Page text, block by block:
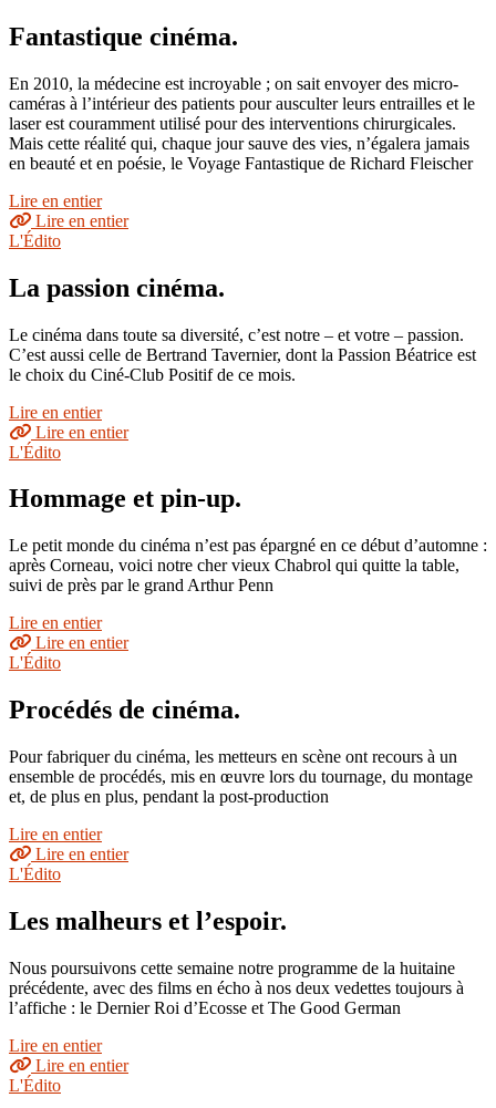
Fantastique cinéma.
En 2010, la médecine est incroyable ; on sait envoyer des micro-
caméras à l’intérieur des patients pour ausculter leurs entrailles et le
laser est couramment utilisé pour des interventions chirurgicales.
Mais cette réalité qui, chaque jour sauve des vies, n’égalera jamais
en beauté et en poésie, le Voyage Fantastique de Richard Fleischer
Lire en entier
Lire en entier
L'Édito
La passion cinéma.
Le cinéma dans toute sa diversité, c’est notre – et votre – passion.
C’est aussi celle de Bertrand Tavernier, dont la Passion Béatrice est
le choix du Ciné-Club Positif de ce mois.
Lire en entier
Lire en entier
L'Édito
Hommage et pin-up.
Le petit monde du cinéma n’est pas épargné en ce début d’automne :
après Corneau, voici notre cher vieux Chabrol qui quitte la table,
suivi de près par le grand Arthur Penn
Lire en entier
Lire en entier
L'Édito
Procédés de cinéma.
Pour fabriquer du cinéma, les metteurs en scène ont recours à un
ensemble de procédés, mis en œuvre lors du tournage, du montage
et, de plus en plus, pendant la post-production
Lire en entier
Lire en entier
L'Édito
Les malheurs et l’espoir.
Nous poursuivons cette semaine notre programme de la huitaine
précédente, avec des films en écho à nos deux vedettes toujours à
l’affiche : le Dernier Roi d’Ecosse et The Good German
Lire en entier
Lire en entier
L'Édito